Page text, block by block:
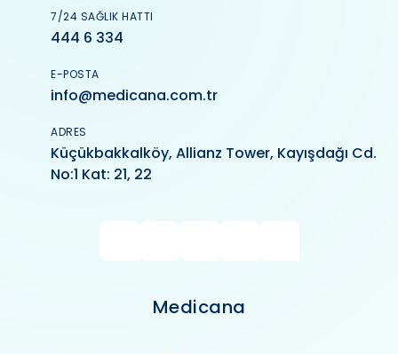
7/24 SAĞLIK HATTI
444 6 334
E-POSTA
info@medicana.com.tr
ADRES
Küçükbakkalköy, Allianz Tower, Kayışdağı Cd.
No:1 Kat: 21, 22
Medicana